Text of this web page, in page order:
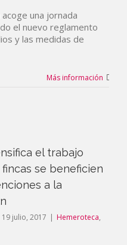
acoge una jornada
el nuevo reglamento
y las medidas de
Más información
el trabajo
se beneficien
a la
19 julio, 2017 | Hemeroteca,